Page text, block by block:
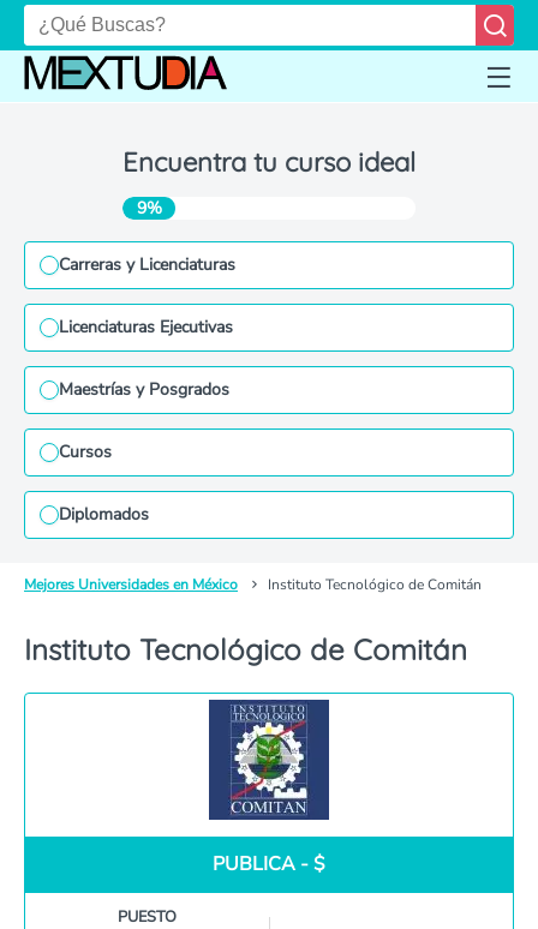
Encuentra tu curso ideal
9%
Carreras y Licenciaturas
Licenciaturas Ejecutivas
Maestrías y Posgrados
Cursos
Diplomados
Mejores Universidades en México Instituto Tecnológico de Comitán
Instituto Tecnológico de Comitán
PUBLICA - $
PUESTO